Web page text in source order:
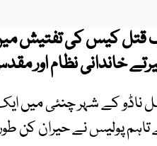
قتل کیس کی تفتیش
خاندانی نظام اور
تاہم پولیس نے حیران کن